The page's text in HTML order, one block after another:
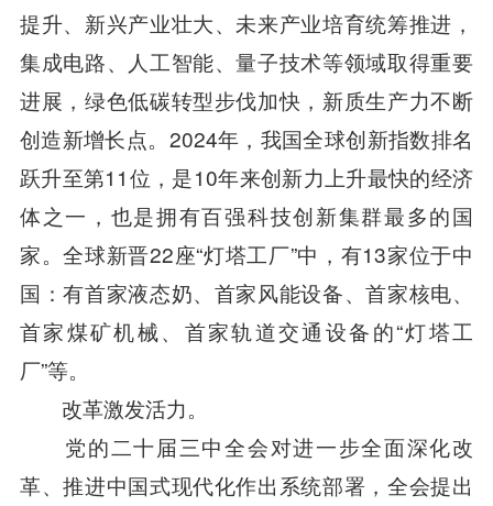
提升、新兴产业壮大、未来产业培育统筹推进，
集成电路、人工智能、量子技术等领域取得重要
进展，绿色低碳转型步伐加快，新质生产力不断
创造新增长点。2024年，我国全球创新指数排名
跃升至第11位，是10年来创新力上升最快的经济
体之一，也是拥有百强科技创新集群最多的国
家。全球新晋22座“灯塔工厂”中，有13家位于中
国：有首家液态奶、首家风能设备、首家核电、
首家煤矿机械、首家轨道交通设备的“灯塔工
厂”等。
改革激发活力。
党的二十届三中全会对进一步全面深化改
革、推进中国式现代化作出系统部署，全会提出